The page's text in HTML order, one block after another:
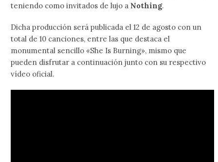
teniendo como invitados de lujo a Nothing.
Dicha producción será publicada el 12 de agosto con un
total de 10 canciones, entre las que destaca el
monumental sencillo «She Is Burning», mismo que
pueden disfrutar a continuación junto con su respectivo
vídeo oficial.